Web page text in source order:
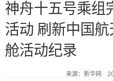
神舟十五号乘组
活动 刷新中国
舱活动纪录
来源：新华网